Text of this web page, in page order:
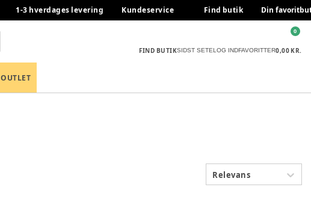
1-3 hverdages levering Kundeservice Find butik Din
FIND BUTIKSIDST SETELOG INDFAVORITTER0,00 KR.
0
OUTLET
Relevans